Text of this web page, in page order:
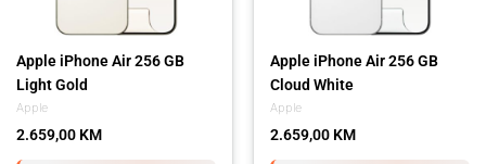
Apple
Apple iPhone Air 256 GB
Light Gold
2.659,00 KM
Apple
Apple iPhone Air 256 GB
Cloud White
2.659,00 KM